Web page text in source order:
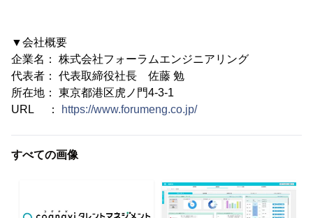
▼会社概要
企業名： 株式会社フォーラムエンジニアリング
代表者： 代表取締役社長 佐藤 勉
所在地： 東京都港区虎ノ門4-3-1
URL ：
https://www.forumeng.co.jp/
すべての画像